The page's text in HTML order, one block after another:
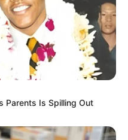
Parents Is Spilling Out